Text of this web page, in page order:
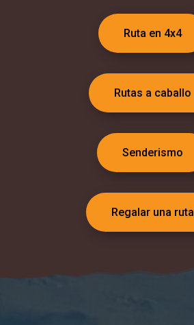
Ruta en 4x4
Rutas a caballo
Senderismo
Regalar una ruta